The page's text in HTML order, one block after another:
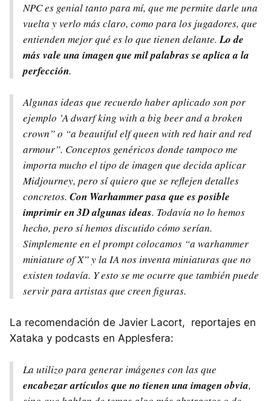
NPC es genial tanto para mí, que me permite darle una
vuelta y verlo más claro, como para los jugadores, que
entienden mejor qué es lo que tienen delante.Lo de
más vale una imagen que mil palabras se aplica a la
perfección.
Algunas ideas que recuerdo haber aplicado son por
ejemplo ’A dwarf king with a big beer and a broken
crown” o “a beautiful elf queen with red hair and red
armour”. Conceptos genéricos donde tampoco me
importa mucho el tipo de imagen que decida aplicar
Midjourney, pero sí quiero que se reflejen detalles
concretos. Con Warhammer pasa que es posible
imprimir en 3D algunas ideas. Todavía no lo hemos
hecho, pero sí hemos discutido cómo serían.
Simplemente en el prompt colocamos “a warhammer
miniature of X” y la IA nos inventa miniaturas que no
existen todavía. Y esto se me ocurre que también puede
servir para artistas que creen figuras.
La recomendación de Javier Lacort, reportajes en
Xataka y podcasts en Applesfera:
La utilizo para generar imágenes con las que
encabezar artículos que no tienen una imagen obvia,